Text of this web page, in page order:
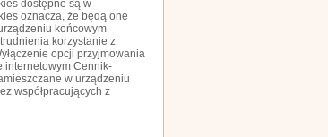
dostępne są w
oznacza, że będą one
końcowym
korzystanie z
opcji przyjmowania
internetowym Cennik-
w urządzeniu
współpracujących z